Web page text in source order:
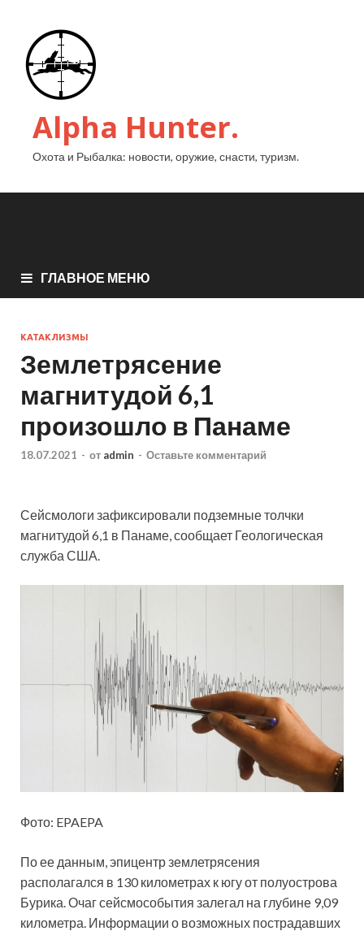
Alpha Hunter.
Охота и Рыбалка: новости, оружие, снасти, туризм.
ГЛАВНОЕ МЕНЮ
КАТАКЛИЗМЫ
Землетрясение
магнитудой 6,1
произошло в Панаме
18.07.2021 - от admin - Оставьте комментарий
Сейсмологи зафиксировали подземные толчки
магнитудой 6,1 в Панаме, сообщает Геологическая
служба США.
Фото: EPAEPA
По ее данным, эпицентр землетрясения
располагался в 130 километрах к югу от полуострова
Бурика. Очаг сейсмособытия залегал на глубине 9,09
километра. Информации о возможных пострадавших